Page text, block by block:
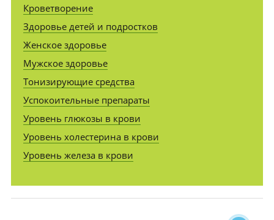
Кроветворение
Здоровье детей и подростков
Женское здоровье
Мужское здоровье
Тонизирующие средства
Успокоительные препараты
Уровень глюкозы в крови
Уровень холестерина в крови
Уровень железа в крови